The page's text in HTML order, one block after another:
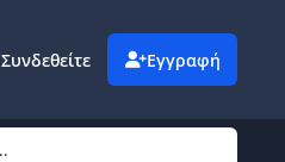
Εγγραφή